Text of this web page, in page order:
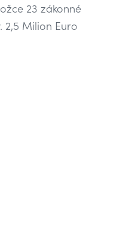
23 zákonné
2,5 Milion Euro